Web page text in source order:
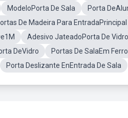
ModeloPorta De Sala
Porta
De Madeira Para EntradaPrincipal
Adesivo JateadoPorta De Vidro
DeVidro Portas De SalaEm Ferro
Porta Deslizante EnEntrada De Sala